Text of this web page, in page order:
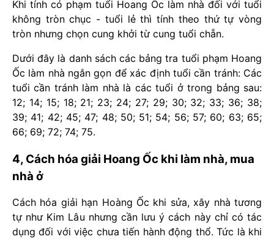
Khi tính có phạm tuổi Hoang Ốc làm nhà đối với tuổi
không tròn chục - tuổi lẻ thì tính theo thứ tự vòng
tròn nhưng chọn cung khởi từ cung tuổi chẵn.
Dưới đây là danh sách các bảng tra tuổi phạm Hoang
Ốc làm nhà ngắn gọn để xác định tuổi cần tránh: Các
tuổi cần tránh làm nhà là các tuổi ở trong bảng sau:
12; 14; 15; 18; 21; 23; 24; 27; 29; 30; 32; 33; 36; 38;
39; 41; 42; 45; 47; 48; 50; 51; 54; 56; 57; 60; 63; 65;
66; 69; 72; 74; 75.
4, Cách hóa giải Hoang Ốc khi làm nhà, mua
nhà ở
Cách hóa giải hạn Hoàng Ốc khi sửa, xây nhà tương
tự như Kim Lâu nhưng cần lưu ý cách này chỉ có tác
dụng đối với việc chưa tiến hành động thổ. Tức là khi